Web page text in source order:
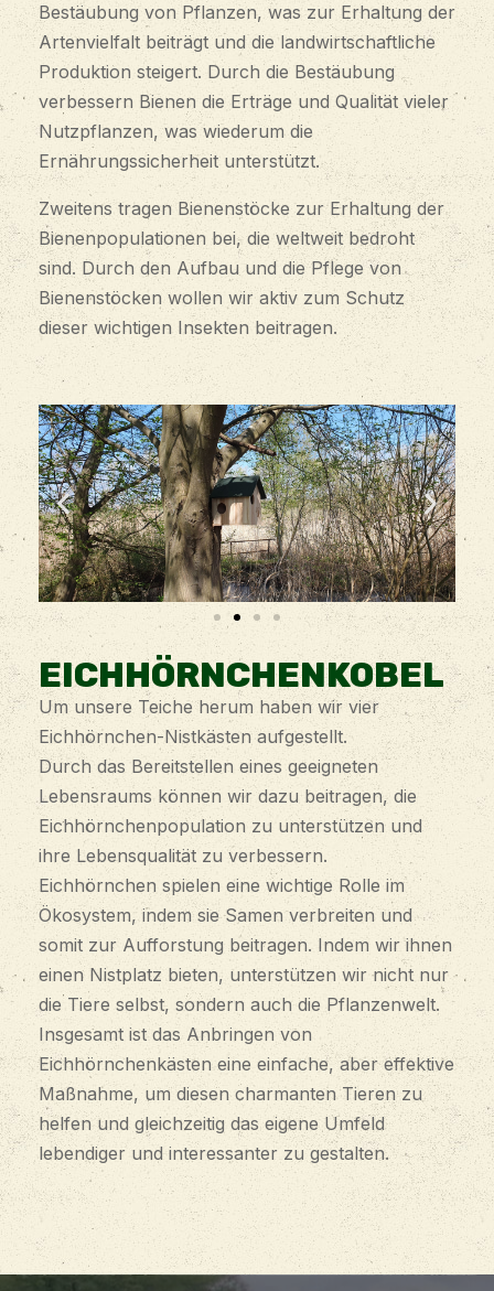
Bestäubung von Pflanzen, was zur Erhaltung der
Artenvielfalt beiträgt und die landwirtschaftliche
Produktion steigert. Durch die Bestäubung
verbessern Bienen die Erträge und Qualität vieler
Nutzpflanzen, was wiederum die
Ernährungssicherheit unterstützt.
Zweitens tragen Bienenstöcke zur Erhaltung der
Bienenpopulationen bei, die weltweit bedroht
sind. Durch den Aufbau und die Pflege von
Bienenstöcken wollen wir aktiv zum Schutz
dieser wichtigen Insekten beitragen.
EICHHÖRNCHENKOBEL
Um unsere Teiche herum haben wir vier
Eichhörnchen-Nistkästen aufgestellt.
Durch das Bereitstellen eines geeigneten
Lebensraums können wir dazu beitragen, die
Eichhörnchenpopulation zu unterstützen und
ihre Lebensqualität zu verbessern.
Eichhörnchen spielen eine wichtige Rolle im
Ökosystem, indem sie Samen verbreiten und
somit zur Aufforstung beitragen. Indem wir ihnen
einen Nistplatz bieten, unterstützen wir nicht nur
die Tiere selbst, sondern auch die Pflanzenwelt.
Insgesamt ist das Anbringen von
Eichhörnchenkästen eine einfache, aber effektive
Maßnahme, um diesen charmanten Tieren zu
helfen und gleichzeitig das eigene Umfeld
lebendiger und interessanter zu gestalten.